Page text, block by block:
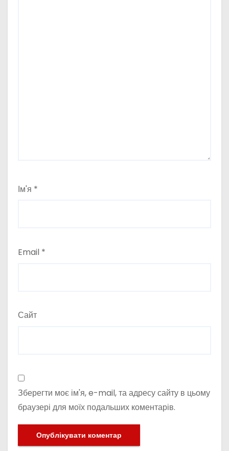
Ім'я *
Email *
Сайт
Зберегти моє ім'я, e-mail, та адресу сайту в цьому
браузері для моїх подальших коментарів.